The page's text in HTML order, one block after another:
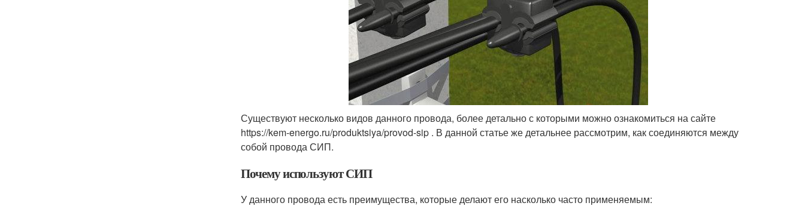
Существуют несколько видов данного провода, более детально с которыми можно ознакомиться на сайте
https://kem-energo.ru/produktsiya/provod-sip . В данной статье же детальнее рассмотрим, как соединяются между
собой провода СИП.
Почему используют СИП
У данного провода есть преимущества, которые делают его насколько часто применяемым: